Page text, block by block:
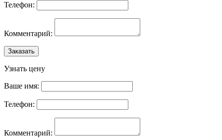
Телефон:
Комментарий:
Заказать
Узнать цену
Ваше имя:
Телефон:
Комментарий: